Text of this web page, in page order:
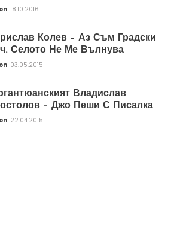
18.10.2016
Колев – Аз Съм Градски
Селото Не Ме Вълнува
03.05.2015
Владислав
– Джо Пеши С Писалка
22.04.2015